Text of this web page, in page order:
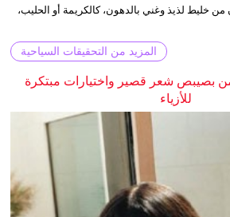
من خليط لذيذ وغني بالدهون، كالكريمة أو الحليب،
المزيد من التحقيقات السياحية
بصيبص شعر قصير واختيارات مبتكرة
للأزياء